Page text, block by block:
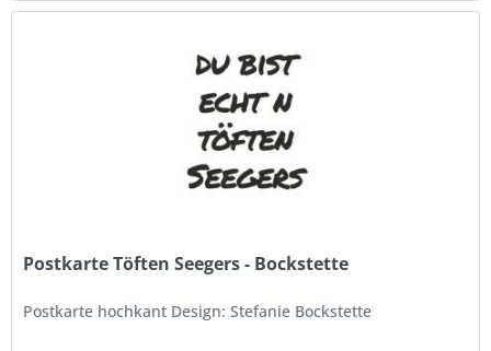
Postkarte Töften Seegers - Bockstette
Postkarte hochkant Design: Stefanie Bockstette